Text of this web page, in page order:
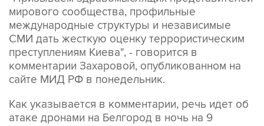
мирового сообщества, профильные
международные структуры и независимые
СМИ дать жесткую оценку террористическим
преступлениям Киева", - говорится в
комментарии Захаровой, опубликованном на
сайте МИД РФ в понедельник.
Как указывается в комментарии, речь идет об
атаке дронами на Белгород в ночь на 9